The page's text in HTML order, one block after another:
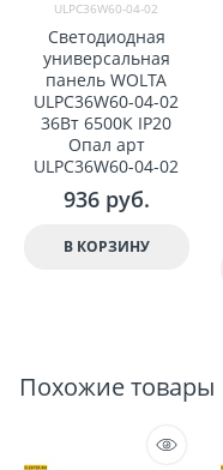
ULPC36W60-04-02
Светодиодная
универсальная
панель WOLTA
ULPC36W60-04-02
36Вт 6500К IP20
Опал арт
ULPC36W60-04-02
936 руб.
В КОРЗИНУ
Похожие товары